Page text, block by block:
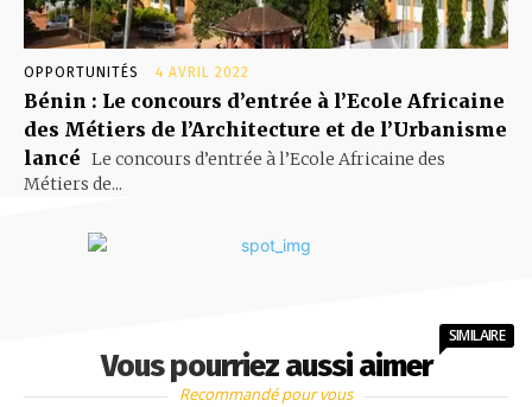
OPPORTUNITÉS 4 AVRIL 2022
Bénin : Le concours d’entrée à l’Ecole Africaine
des Métiers de l’Architecture et de l’Urbanisme
lancé Le concours d’entrée à l’Ecole Africaine des
Métiers de...
Vous pourriez aussi aimer
SIMILAIRE
Recommandé pour vous